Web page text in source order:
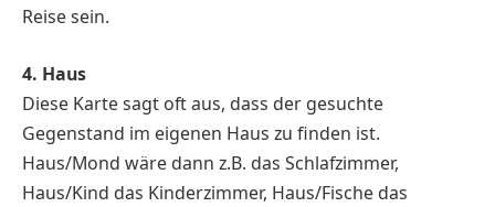
Reise sein.
4. Haus
Diese Karte sagt oft aus, dass der gesuchte
Gegenstand im eigenen Haus zu finden ist.
Haus/Mond wäre dann z.B. das Schlafzimmer,
Haus/Kind das Kinderzimmer, Haus/Fische das